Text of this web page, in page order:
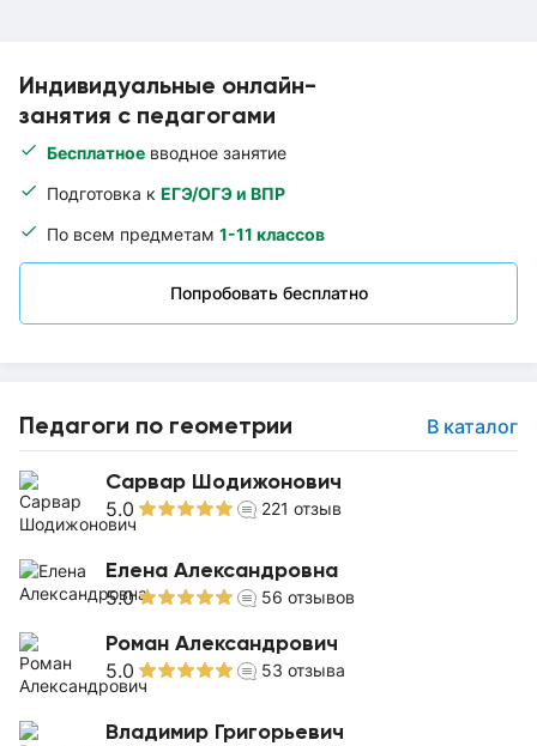
Индивидуальные онлайн-
занятия с педагогами
Бесплатное вводное занятие
Подготовка к ЕГЭ/ОГЭ и ВПР
По всем предметам 1-11 классов
Попробовать бесплатно
Педагоги по геометрии В каталог
Сарвар Шодижонович
5.0 221 отзыв
Елена Александровна
5.0 56 отзывов
Роман Александрович
5.0 53 отзыва
Владимир Григорьевич